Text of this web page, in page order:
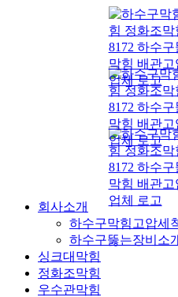
회사소개
하수구막힘고압세
하수구뚫는장비소
싱크대막힘
정화조막힘
우수관막힘